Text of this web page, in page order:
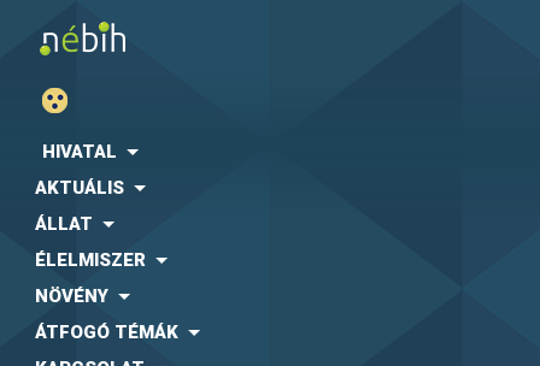
HIVATAL
AKTUÁLIS
ÁLLAT
ÉLELMISZER
NÖVÉNY
ÁTFOGÓ TÉMÁK